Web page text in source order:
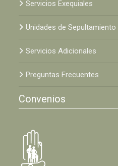
Servicios Exequiales
Unidades de Sepultamiento
Servicios Adicionales
Preguntas Frecuentes
Convenios